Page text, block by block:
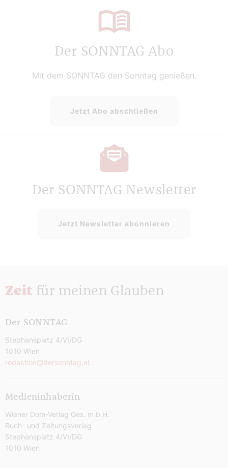
Der SONNTAG Abo
Mit dem SONNTAG den Sonntag genießen.
Jetzt Abo abschließen
Der SONNTAG Newsletter
Jetzt Newsletter abonnieren
Zeit für meinen Glauben
Der SONNTAG
Stephansplatz 4/VI/DG
1010 Wien
redaktion@dersonntag.at
Medieninhaberin
Wiener Dom-Verlag Ges. m.b.H.
Buch- und Zeitungsverlag
Stephansplatz 4/VI/DG
1010 Wien